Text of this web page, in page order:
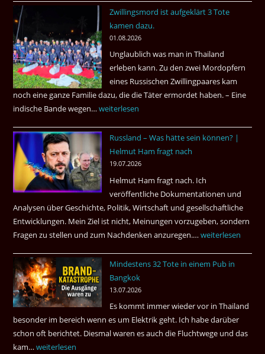
Jahren,
ist
der
Mörder
wieder
frei
?
Zwillingsmord ist aufgeklärt 3 Tote
kamen dazu.
01.08.2026
Unglaublich was man in Thailand
erleben kann. Zu den zwei Mordopfern
eines Russischen Zwillingpaares kam
noch eine ganze Familie dazu, die die Täter ermordet haben. – Eine
indische Bande wegen…Zwillingsmord
aufgeklärt
3
Tote
kamen
dazu.
weiterlesen
Russland – Was hätte sein können? |
Helmut Ham fragt nach
19.07.2026
Helmut Ham fragt nach. Ich
veröffentliche Dokumentationen und
Analysen über Geschichte, Politik, Wirtschaft und gesellschaftliche
Entwicklungen. Mein Ziel ist nicht, Meinungen vorzugeben, sondern
Fragen zu stellen und zum Nachdenken anzuregen.…Russland
Was
können?
|
Helmut
weiterlesen
Mindestens 32 Tote in einem Pub in
Bangkok
13.07.2026
Es kommt immer wieder vor in Thailand
besonder im bereich wenn es um Elektrik geht. Ich habe darüber
schon oft berichtet. Diesmal waren es auch die Fluchtwege und das
kam…Mindestens
weiterlesen